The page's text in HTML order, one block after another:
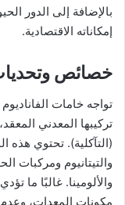
بالإضافة إلى الدور
إمكاناته الاقتصادية.
خصائص وتحديات
تواجه خامات
تركيبها المعدني
(التآكلية). تحتوي هذه
والتيتانيوم ومركبات
والألومينا. غالبًا ما
مكونات المعدات،